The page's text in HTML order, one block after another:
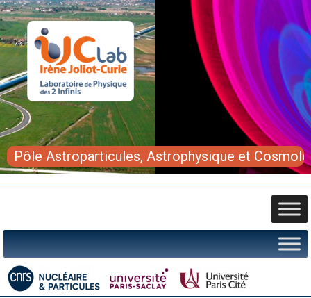
Pôle Astroparticules, Astrophysique et